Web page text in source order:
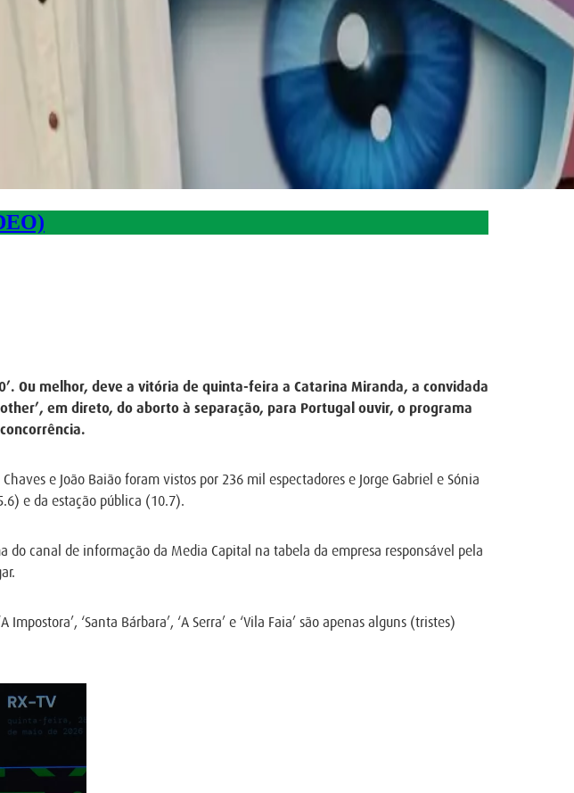
Ou melhor, deve a vitória de quinta-feira a Catarina Miranda, a convidada
em direto, do aborto à separação, para Portugal ouvir, o programa
e João Baião foram vistos por 236 mil espectadores e Jorge Gabriel e Sónia
e da estação pública (10.7).
do canal de informação da Media Capital na tabela da empresa responsável pela
‘Santa Bárbara’, ‘A Serra’ e ‘Vila Faia’ são apenas alguns (tristes)